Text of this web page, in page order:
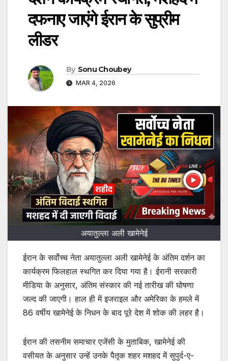
दफनाए जाएंगे ईरान के सुप्रीम
लीडर
By Sonu Choubey
MAR 4, 2026
अयातुल्ला अली खामेनेई
ईरान के सर्वोच्च नेता अयातुल्ला अली खामेनेई के अंतिम दर्शन का
कार्यक्रम फिलहाल स्थगित कर दिया गया है। ईरानी सरकारी
मीडिया के अनुसार, अंतिम संस्कार की नई तारीख की घोषणा
जल्द की जाएगी। हाल ही में इजराइल और अमेरिका के हमले में
86 वर्षीय खामेनेई के निधन के बाद पूरे देश में शोक की लहर है।
ईरान की तसनीम समाचार एजेंसी के मुताबिक, खामेनेई की
वसीयत के अनुसार उन्हें उनके पैतृक शहर मशहद में सुपुर्द-ए-